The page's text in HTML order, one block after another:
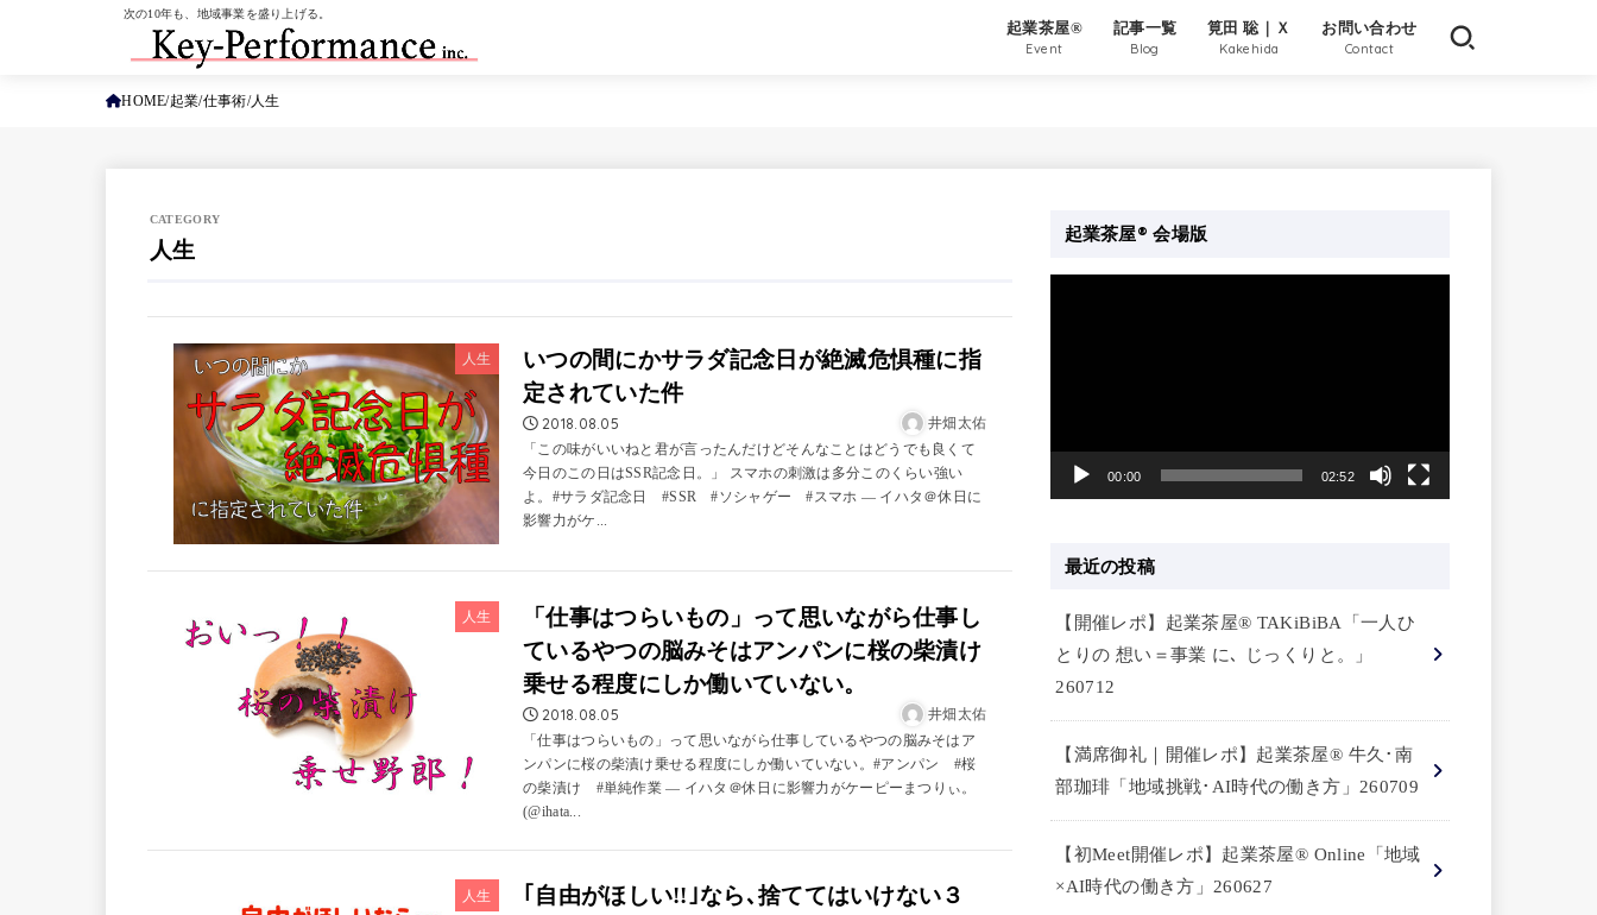
次の10年も、地域事業を盛り上げる。
起業茶屋®
Event
記事一覧
Blog
筧田 聡｜Ｘ
Kakehida
お問い合わせ
Contact
HOME 起業 仕事術 人生
人生
人生
いつの間にかサラダ記念日が絶滅危惧種に指
定されていた件
2018.08.05 井畑太佑
「この味がいいねと君が言ったんだけどそんなことはどうでも良くて
今日のこの日はSSR記念日。」 スマホの刺激は多分このくらい強い
よ。#サラダ記念日 #SSR #ソシャゲー #スマホ — イハタ＠休日に
影響力がケ...
人生
「仕事はつらいもの」って思いながら仕事し
ているやつの脳みそはアンパンに桜の柴漬け
乗せる程度にしか働いていない。
2018.08.05 井畑太佑
「仕事はつらいもの」って思いながら仕事しているやつの脳みそはア
ンパンに桜の柴漬け乗せる程度にしか働いていない。#アンパン #桜
の柴漬け #単純作業 — イハタ＠休日に影響力がケーピーまつりぃ。
(@ihata...
人生
｢自由がほしい!!｣なら､捨ててはいけない３
起業茶屋® 会場版
ヤ
00:00 02:52
最近の投稿
【開催レポ】起業茶屋® TAKiBiBA「一人ひ
とりの 想い＝事業 に､ じっくりと。」
260712
【満席御礼｜開催レポ】起業茶屋® 牛久･南
部珈琲「地域挑戦･AI時代の働き方」260709
【初Meet開催レポ】起業茶屋® Online「地域
×AI時代の働き方」260627